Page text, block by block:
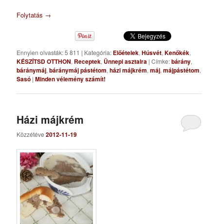
Folytatás →
Ennyien olvasták: 5 811 | Kategória: Előételek,Húsvét,Kenőkék,
KÉSZÍTSD OTTHON, Receptek, Ünnepi asztalra |Címke:bárány,
báránymáj,báránymáj pástétom,házi májkrém,máj,májpástétom,
Sasó |Minden vélemény számít!
Házi májkrém
Közzétéve2012-11-19